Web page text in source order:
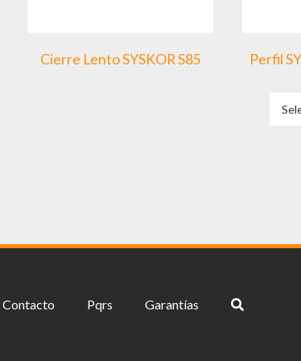
Cierre Lento SYSKOR S85
Perfil
Contacto Pqrs Garantías